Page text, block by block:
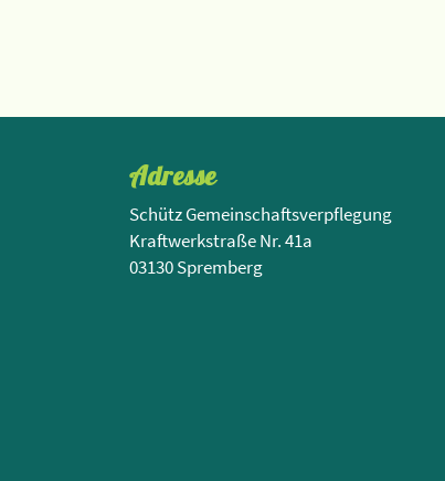
Adresse
Schütz Gemeinschaftsverpflegung
Kraftwerkstraße Nr. 41a
03130 Spremberg